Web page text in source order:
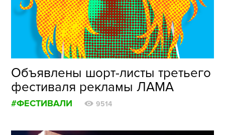
Объявлены шорт-листы третьего
фестиваля рекламы ЛАМА
#ФЕСТИВАЛИ 9514
ФОТОГРАФИЯ
ТИПОГРАФИКА
ИСТОРИИ БРЕНДОВ
О ПРОЕКТЕ
РЕКЛАМА